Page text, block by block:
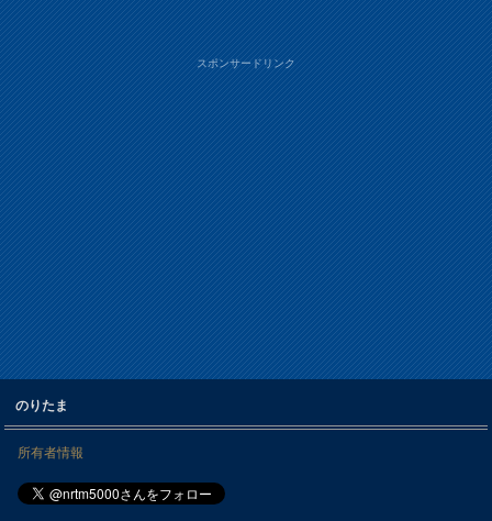
スポンサードリンク
のりたま
所有者情報